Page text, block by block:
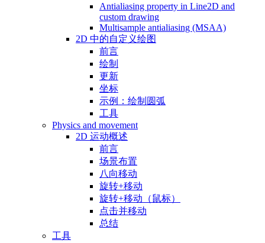
Antialiasing property in Line2D and
custom drawing
Multisample antialiasing (MSAA)
2D 中的自定义绘图
前言
绘制
更新
坐标
示例：绘制圆弧
工具
Physics and movement
2D 运动概述
前言
场景布置
八向移动
旋转+移动
旋转+移动（鼠标）
点击并移动
总结
工具